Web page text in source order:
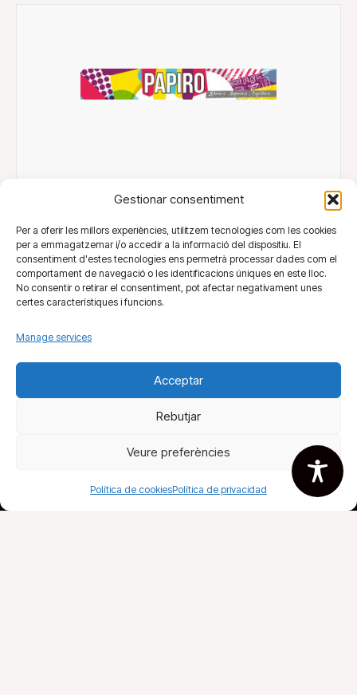
Gestionar consentiment
Per a oferir les millors experiències, utilitzem tecnologies com les cookies
per a emmagatzemar i/o accedir a la informació del dispositiu. El
consentiment d'estes tecnologies ens permetrà processar dades com el
comportament de navegació o les identificacions úniques en este lloc.
No consentir o retirar el consentiment, pot afectar negativament unes
certes característiques i funcions.
Manage services
Acceptar
Rebutjar
Veure preferències
Política de cookiesPolítica de privacidad
Papiro
Todos tus libros
Agremiados